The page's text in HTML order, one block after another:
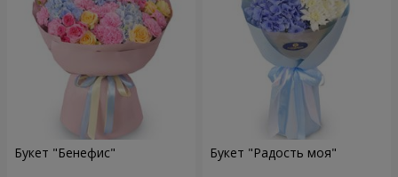
Букет "Бенефис" Букет "Радость моя"